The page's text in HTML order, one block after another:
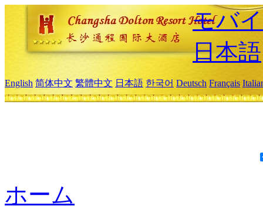
モバ
日本語
English 简体中文 繁體中文 日本語 한국어 Deutsch Français
ホーム